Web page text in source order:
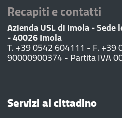
Recapiti e contatti
Azienda USL di Imola - Sede
- 40026 Imola
T. +39 0542 604111 - F. +39
90000900374 - Partita IVA
Servizi al cittadino